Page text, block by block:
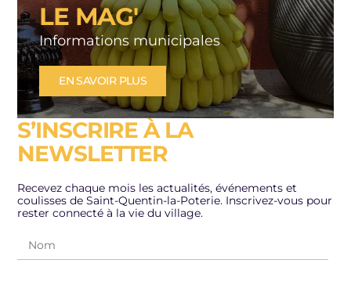
LE MAG'
Informations municipales
EN SAVOIR PLUS
S’INSCRIRE À LA
NEWSLETTER
Recevez chaque mois les actualités, événements et
coulisses de Saint-Quentin-la-Poterie. Inscrivez-vous pour
rester connecté à la vie du village.